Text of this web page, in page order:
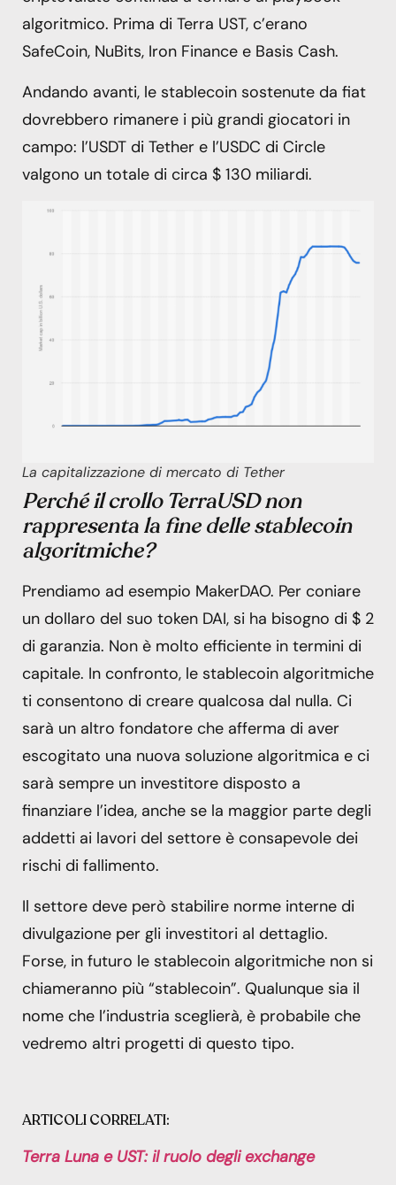
algoritmico. Prima di Terra UST, c’erano
SafeCoin, NuBits, Iron Finance e Basis Cash.
Andando avanti, le stablecoin sostenute da fiat
dovrebbero rimanere i più grandi giocatori in
campo: l’USDT di Tether e l’USDC di Circle
valgono un totale di circa $ 130 miliardi.
La capitalizzazione di mercato di Tether
Perché il crollo TerraUSD non
rappresenta la fine delle stablecoin
algoritmiche?
Prendiamo ad esempio MakerDAO. Per coniare
un dollaro del suo token DAI, si ha bisogno di $ 2
di garanzia. Non è molto efficiente in termini di
capitale. In confronto, le stablecoin algoritmiche
ti consentono di creare qualcosa dal nulla. Ci
sarà un altro fondatore che afferma di aver
escogitato una nuova soluzione algoritmica e ci
sarà sempre un investitore disposto a
finanziare l’idea, anche se la maggior parte degli
addetti ai lavori del settore è consapevole dei
rischi di fallimento.
Il settore deve però stabilire norme interne di
divulgazione per gli investitori al dettaglio.
Forse, in futuro le stablecoin algoritmiche non si
chiameranno più “stablecoin”. Qualunque sia il
nome che l’industria sceglierà, è probabile che
vedremo altri progetti di questo tipo.
ARTICOLI CORRELATI:
Terra Luna e UST: il ruolo degli exchange